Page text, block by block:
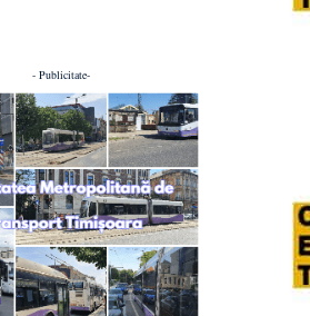
- Publicitate-